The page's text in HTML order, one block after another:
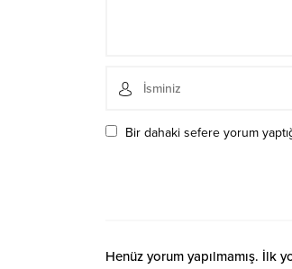
Bir dahaki sefere yorum
Henüz yorum yapılmamış. İlk